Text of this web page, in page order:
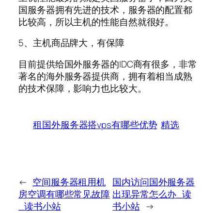
国服务器拥有先进的技术，服务器的配置都
比较高，所以主机的性能自然就很好。
5、主机商品牌大，有保障
目前提供给国外服务器的IDC商有很多，非常
著名的海外服务器提供商，拥有着相当成熟
的技术保障，影响力也比较大。
租国外服务器搭vps有哪些优势 精选
← 空间服务器租用机
房空调有哪些常见故障
_读书小站
国内访问国外服务器
出现异常怎么办_读
书小站 →